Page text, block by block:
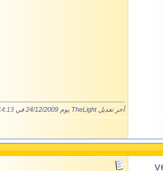
آخر تعديل TheLight يوم 24/12/2009 في